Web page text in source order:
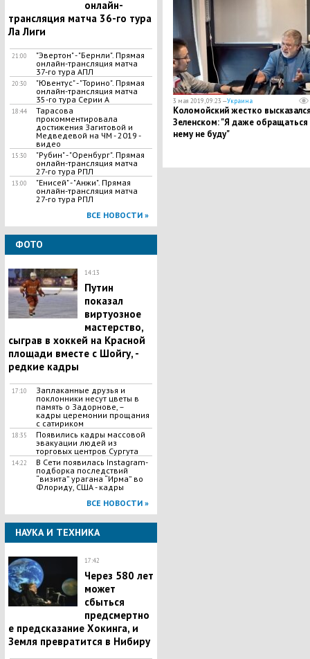
онлайн-
трансляция матча 36-го тура
Ла Лиги
21:00
"Эвертон" - "Бернли". Прямая
онлайн-трансляция матча
37-го тура АПЛ
20:30
"Ювентус" - "Торино". Прямая
онлайн-трансляция матча
35-го тура Серии А
18:44
​Тарасова
прокомментировала
достижения Загитовой и
Медведевой на ЧМ - 2019 -
видео
15:30
"Рубин" - "Оренбург". Прямая
онлайн-трансляция матча
27-го тура РПЛ
13:00
"Енисей" - "Анжи". Прямая
онлайн-трансляция матча
27-го тура РПЛ
ВСЕ НОВОСТИ »
ФОТО
14:13
Путин
показал
виртуозное
мастерство,
сыграв в хоккей на Красной
площади вместе с Шойгу, -
редкие кадры
17:10
Заплаканные друзья и
поклонники несут цветы в
память о Задорнове, –
кадры церемонии прощания
с сатириком
18:35
Появились кадры массовой
эвакуации людей из
торговых центров Сургута
14:22
В Сети появилась Іnstagram-
подборка последствий
“визита” урагана “Ирма” во
Флориду, США - кадры
ВСЕ НОВОСТИ »
НАУКА И ТЕХНИКА
17:42
Через 580 лет
может
сбыться
предсмертно
е предсказание Хокинга, и
Земля превратится в Нибиру
3 мая 2019, 09:23 —Украина
Коломойский жестко
Зеленском: "Я даже обращаться
нему не буду"